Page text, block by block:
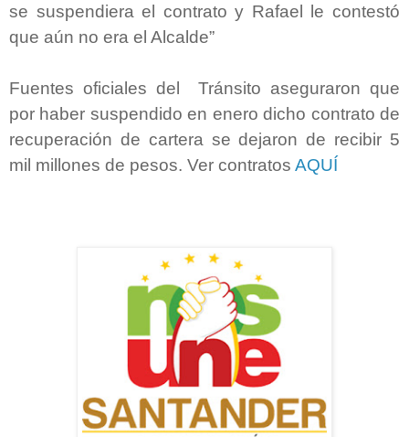
se suspendiera el contrato y Rafael le contestó
que aún no era el Alcalde”
Fuentes oficiales del Tránsito aseguraron que
por haber suspendido en enero dicho contrato de
recuperación de cartera se dejaron de recibir 5
mil millones de pesos. Ver contratos AQUÍ